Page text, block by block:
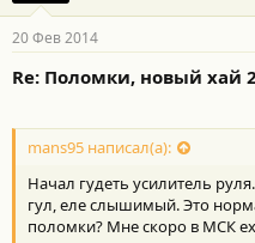
20 Фев 2014
Re: Поломки, новый хай
mans95 написал(а):
Начал гудеть усилитель
гул, еле слышимый. Это
поломки? Мне скоро в МСК